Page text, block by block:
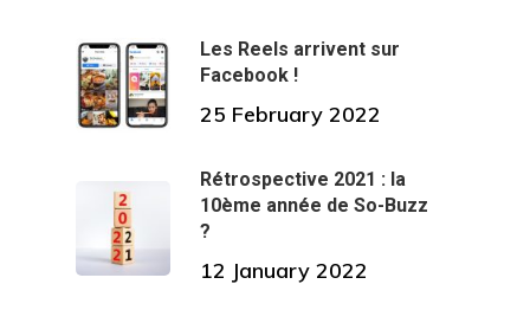
Les Reels arrivent sur
Facebook !
25 February 2022
Rétrospective 2021 : la
10ème année de So-Buzz
?
12 January 2022